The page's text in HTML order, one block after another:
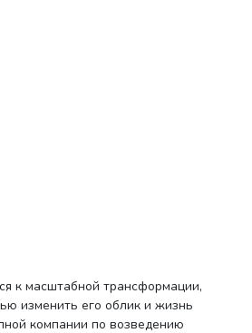
изменить его облик и жизнь
компании по возведению